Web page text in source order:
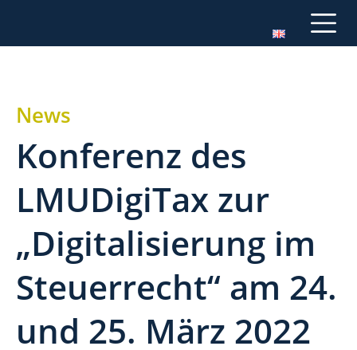
News
Konferenz des
LMUDigiTax zur
„Digitalisierung im
Steuerrecht“ am 24.
und 25. März 2022